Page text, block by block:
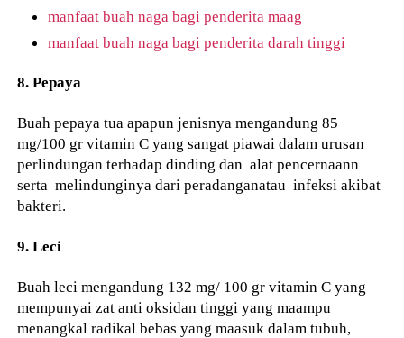
manfaat buah naga bagi penderita maag
manfaat buah naga bagi penderita darah tinggi
8. Pepaya
Buah pepaya tua apapun jenisnya mengandung 85
mg/100 gr vitamin C yang sangat piawai dalam urusan
perlindungan terhadap dinding dan alat pencernaann
serta melindunginya dari peradanganatau infeksi akibat
bakteri.
9. Leci
Buah leci mengandung 132 mg/ 100 gr vitamin C yang
mempunyai zat anti oksidan tinggi yang maampu
menangkal radikal bebas yang maasuk dalam tubuh,